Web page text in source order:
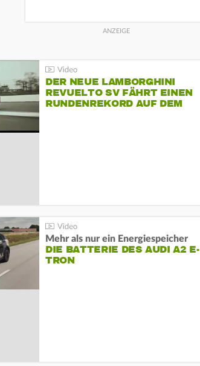
DER NEUE LAMBORGHINI
REVUELTO SV FÄHRT EINEN
RUNDENREKORD AUF DEM
Mehr als nur ein Energiespeicher
DIE BATTERIE DES AUDI A2 E-
TRON